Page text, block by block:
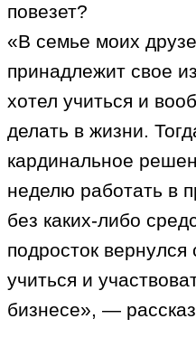
повезет?
«В семье моих
принадлежит свое
хотел учиться и
делать в жизни.
кардинальное
неделю работать в
без каких-либо
подросток
учиться и
бизнесе», —